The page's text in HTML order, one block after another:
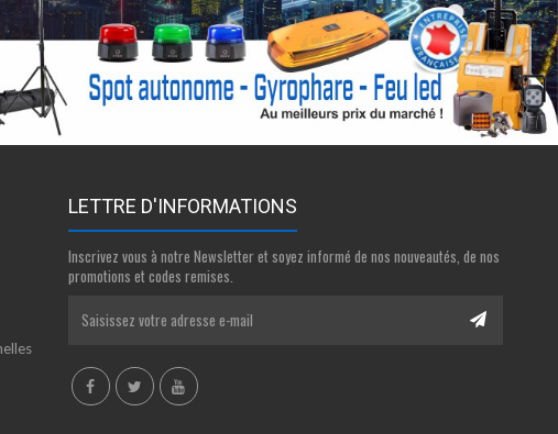
LETTRE D'INFORMATIONS
Inscrivez vous à notre Newsletter et soyez informé de nos nouveautés, de nos
promotions et codes remises.